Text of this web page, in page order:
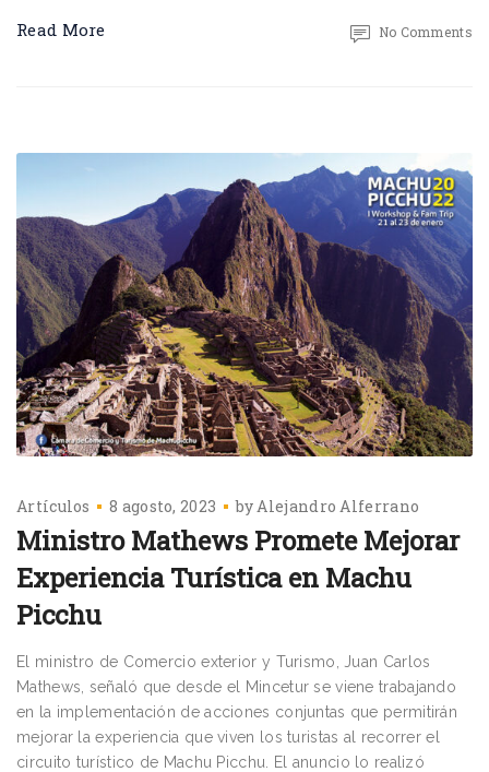
Read More No Comments
Artículos 8 agosto, 2023 byAlejandro Alferrano
Ministro Mathews Promete Mejorar
Experiencia Turística en Machu
Picchu
El ministro de Comercio exterior y Turismo, Juan Carlos
Mathews, señaló que desde el Mincetur se viene trabajando
en la implementación de acciones conjuntas que permitirán
mejorar la experiencia que viven los turistas al recorrer el
circuito turístico de Machu Picchu. El anuncio lo realizó